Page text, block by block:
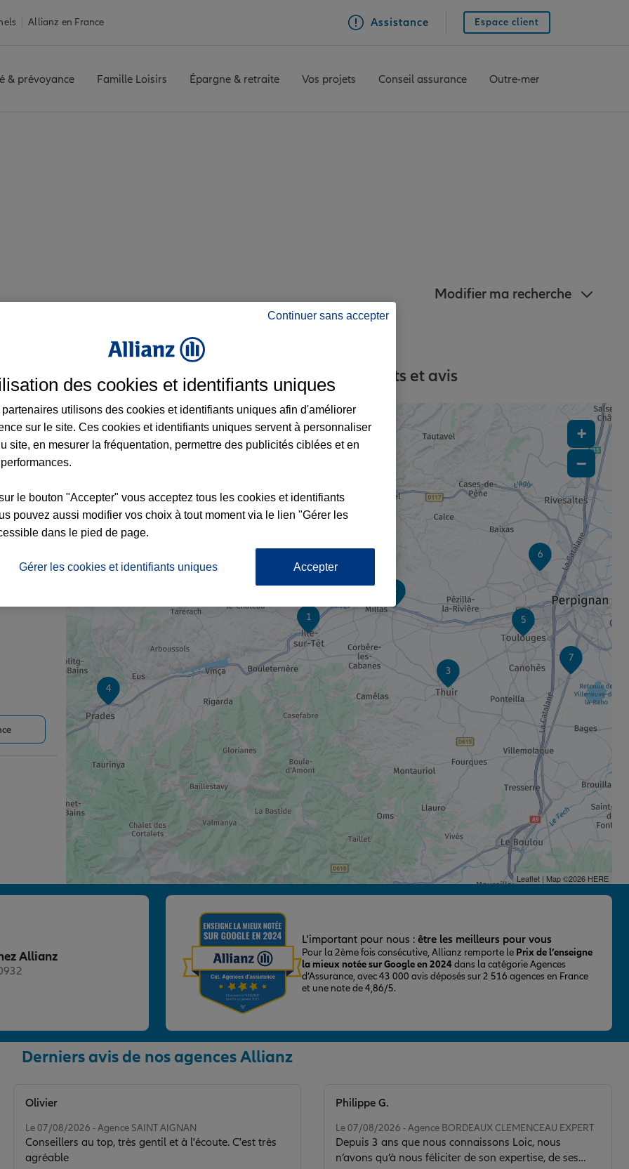
Allianz en France Assistance Espace client
& prévoyance Famille Loisirs Épargne & retraite Vos projets Conseil assurance Outre-mer
Modifier ma recherche
à Ille-sur-Têt et aux alentours : adresses, contacts et avis
7
6
4
5
3
2
1
+
−
Leaflet| Map ©2026 HERE
Allianz
L'important pour nous : être les meilleurs pour vous
Pour la 2ème fois consécutive, Allianz remporte le Prix de l’enseigne
la mieux notée sur Google en 2024dans la catégorie Agences
d’Assurance, avec 43 000 avis déposés sur 2 516 agences en France
et une note de 4,86/5.
Derniers avis de nos agences Allianz
Le 07/08/2026 - Agence SAINT AIGNAN
Conseillers au top, très gentil et à l'écoute. C'est très
agréable
Olivier
Le 07/08/2026 - Agence BORDEAUX CLEMENCEAU EXPERT
Depuis 3 ans que nous connaissons Loic, nous
n’avons qu’à nous féliciter de son expertise, de ses
Philippe G.
Continuer sans accepter
des cookies et identifiants uniques
partenaires utilisons des cookies et identifiants uniques afin d'améliorer
sur le site. Ces cookies et identifiants uniques servent à personnaliser
site, en mesurer la fréquentation, permettre des publicités ciblées et en
le bouton "Accepter" vous acceptez tous les cookies et identifiants
pouvez aussi modifier vos choix à tout moment via le lien "Gérer les
dans le pied de page.
Gérer les cookies et identifiants uniques Accepter